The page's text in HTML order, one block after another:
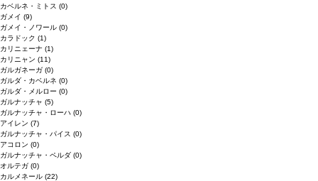
カベルネ・ミトス (0)
ガメイ (9)
ガメイ・ノワール (0)
カラドック (1)
カリニェーナ (1)
カリニャン (11)
ガルガネーガ (0)
ガルダ・カベルネ (0)
ガルダ・メルロー (0)
ガルナッチャ (5)
ガルナッチャ・ローハ (0)
アイレン (7)
ガルナッチャ・パイス (0)
アコロン (0)
ガルナッチャ・ペルダ (0)
オルテガ (0)
カルメネール (22)